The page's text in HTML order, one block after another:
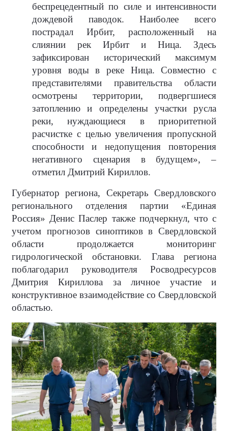
беспрецедентный по силе и интенсивности
дождевой паводок. Наиболее всего
пострадал Ирбит, расположенный на
слиянии рек Ирбит и Ница. Здесь
зафиксирован исторический максимум
уровня воды в реке Ница. Совместно с
представителями правительства области
осмотрены территории, подвергшиеся
затоплению и определены участки русла
реки, нуждающиеся в приоритетной
расчистке с целью увеличения пропускной
способности и недопущения повторения
негативного сценария в будущем», –
отметил Дмитрий Кириллов.
Губернатор региона, Секретарь Свердловского
регионального отделения партии «Единая
Россия» Денис Паслер также подчеркнул, что с
учетом прогнозов синоптиков в Свердловской
области продолжается мониторинг
гидрологической обстановки. Глава региона
поблагодарил руководителя Росводресурсов
Дмитрия Кириллова за личное участие и
конструктивное взаимодействие со Свердловской
областью.